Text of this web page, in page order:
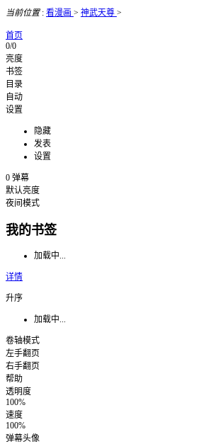
当前位置: 看漫画 > 神武天尊 >
首页
0/0
亮度
书签
目录
自动
设置
隐藏
发表
设置
0 弹幕
默认亮度
夜间模式
我的书签
加载中...
详情
升序
加载中...
卷轴模式
左手翻页
右手翻页
帮助
透明度
100%
速度
100%
弹幕头像